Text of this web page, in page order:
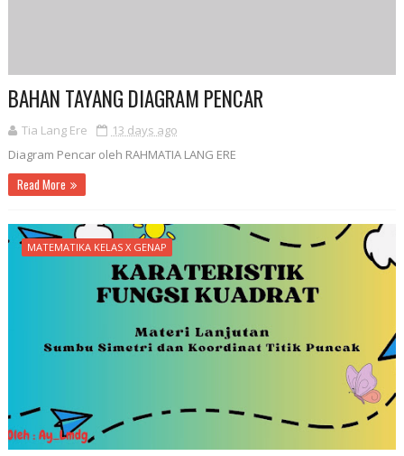
BAHAN TAYANG DIAGRAM PENCAR
Tia Lang Ere
13 days ago
Diagram Pencar oleh RAHMATIA LANG ERE
Read More
MATEMATIKA KELAS X GENAP